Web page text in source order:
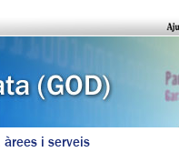
àrees i serveis